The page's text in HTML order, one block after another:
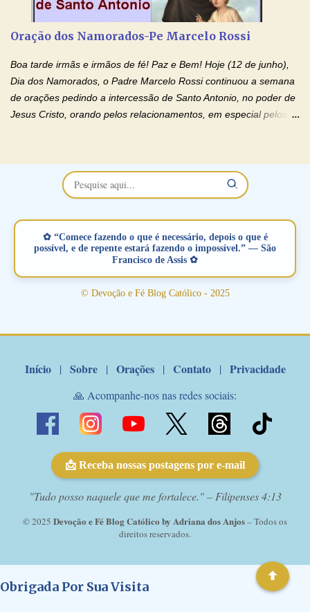
restaurar você e seu relacionamento. Adriana-Devoção e Fé
separados, devido ao envolvimento de outras pessoas no
relacionamento e que minaram, espiritualmente, a relação do
casal. Vamos orar (coloque o seu esposo ou esposa diante de
Deus). "Senhor Jesus, restaura os laços ...
Oração dos Namorados-Pe Marcelo Rossi
Boa tarde irmãs e irmãos de fé! Paz e Bem! Hoje (12 de junho),
Dia dos Namorados, o Padre Marcelo Rossi continuou a semana
de orações pedindo a intercessão de Santo Antonio, no poder de
Jesus Cristo, orando pelos relacionamentos, em especial pelos
maravilhosos cartões que coloquei aqui para vocês. Não perca
esta abençoada semana no Momento de Fé do Padre Marcelo,
vamos juntos formar esta forte corrente de orações. Você que
verdadeiro, ou que está com problemas no relacionamento
amoroso, creia na poderosa intercessão deste santo amigo:
Santo Antonio! Tenha fé, não desista, pois ele intercede por nós
junto a Jesus! Fique no Amor Ágape de Jesus e no Amor Materno
de Nossa Senhora. Adriana-Devoção e Fé Mensagem do Padre
✿ “Comece fazendo o que é necessário, depois o que é
possível, e de repente estará fazendo o impossível.” — São
Francisco de Assis ✿
© Devoção e Fé Blog Católico - 2025
Início | Sobre | Orações | Contato | Privacidade
🙏 Acompanhe-nos nas redes sociais:
📩 Receba nossas postagens por e-mail
"Tudo posso naquele que me fortalece." – Filipenses 4:13
© 2025 Devoção e Fé Blog Católico by Adriana dos Anjos– Todos os
direitos reservados.
Obrigada Por Sua Visita